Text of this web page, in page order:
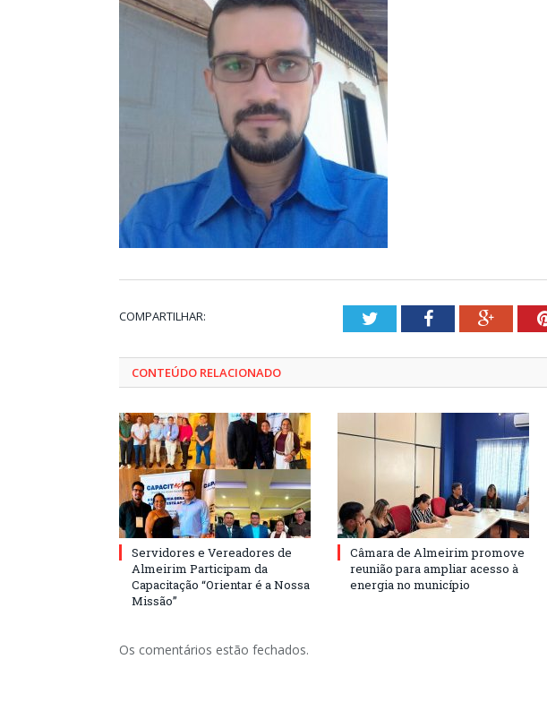
COMPARTILHAR: TwitterFacebook
CONTEÚDO RELACIONADO
Servidores e Vereadores de
Almeirim Participam da
Capacitação “Orientar é a Nossa
Missão”
Câmara de Almeirim promove
reunião para ampliar acesso à
energia no município
Os comentários estão fechados.